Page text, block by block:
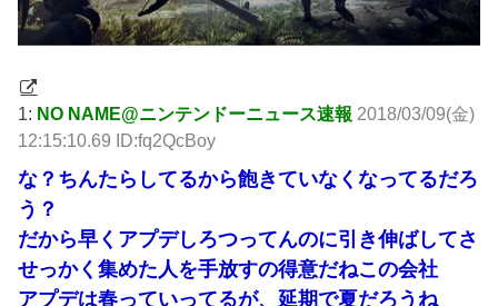
1: NO NAME@ニンテンドーニュース速報 2018/03/09(金)
12:15:10.69 ID:fq2QcBoy
な？ちんたらしてるから飽きていなくなってるだろ
う？
だから早くアプデしろつってんのに引き伸ばしてさ
せっかく集めた人を手放すの得意だねこの会社
アプデは春っていってるが、延期で夏だろうね